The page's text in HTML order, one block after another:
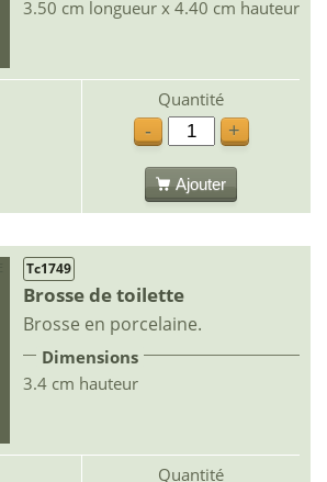
3.50 cm longueur x 4.40 cm hauteur
Quantité
-
+
Ajouter
Tc1749
Brosse de toilette
Brosse en porcelaine.
Dimensions
3.4 cm hauteur
Quantité